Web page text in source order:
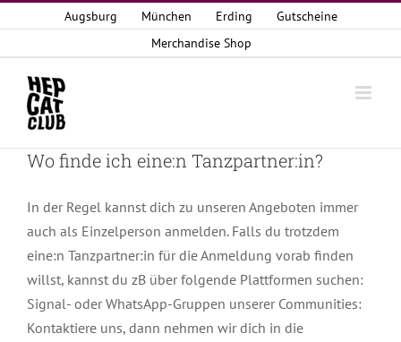
Inhalt
springen
Augsburg München Erding
Gutscheine
Merchandise Shop
Wo finde ich eine:n Tanzpartner:in?
In der Regel kannst dich zu unseren Angeboten immer
auch als Einzelperson anmelden. Falls du trotzdem
eine:n Tanzpartner:in für die Anmeldung vorab finden
willst, kannst du zB über folgende Plattformen suchen:
Signal- oder WhatsApp-Gruppen unserer Communities:
Kontaktiere uns, dann nehmen wir dich in die